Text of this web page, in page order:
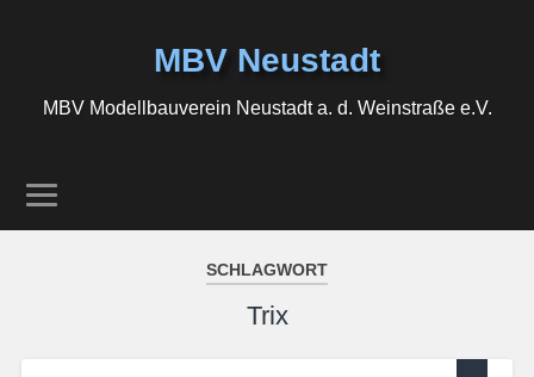
MBV Neustadt
MBV Modellbauverein Neustadt a. d. Weinstraße e.V.
SCHLAGWORT
Trix